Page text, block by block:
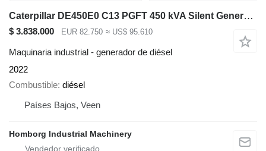
Caterpillar DE450E0 C13 PGFT 450 kVA Silent Generatorset CAT New !
$ 3.838.000 EUR 82.750 ≈ US$ 95.610
Maquinaria industrial - generador de diésel
2022
Combustible diésel
Países Bajos, Veen
Homborg Industrial Machinery